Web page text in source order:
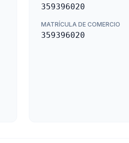
359396020
MATRÍCULA DE COMERCIO
359396020